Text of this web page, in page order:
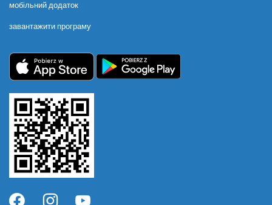
мобільний додаток
завантажити програму